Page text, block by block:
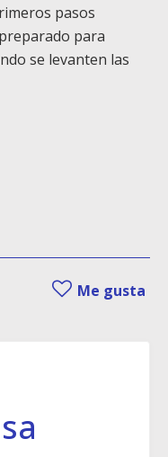
pasos
para
se levanten las
Me gusta